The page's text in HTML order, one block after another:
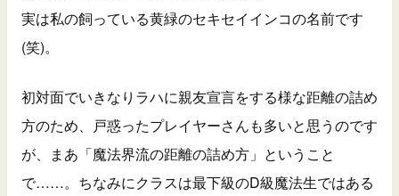
実は私の飼っている黄緑のセキセイインコの名前です
(笑)。
初対面でいきなりラハに親友宣言をする様な距離の詰め
方のため、戸惑ったプレイヤーさんも多いと思うのです
が、まあ「魔法界流の距離の詰め方」ということ
で……。ちなみにクラスは最下級のD級魔法生ではある